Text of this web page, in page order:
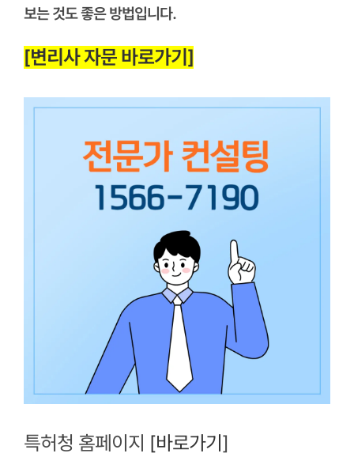
보는 것도 좋은 방법입니다.
[변리사 자문 바로가기]
특허청 홈페이지 [바로가기 ]